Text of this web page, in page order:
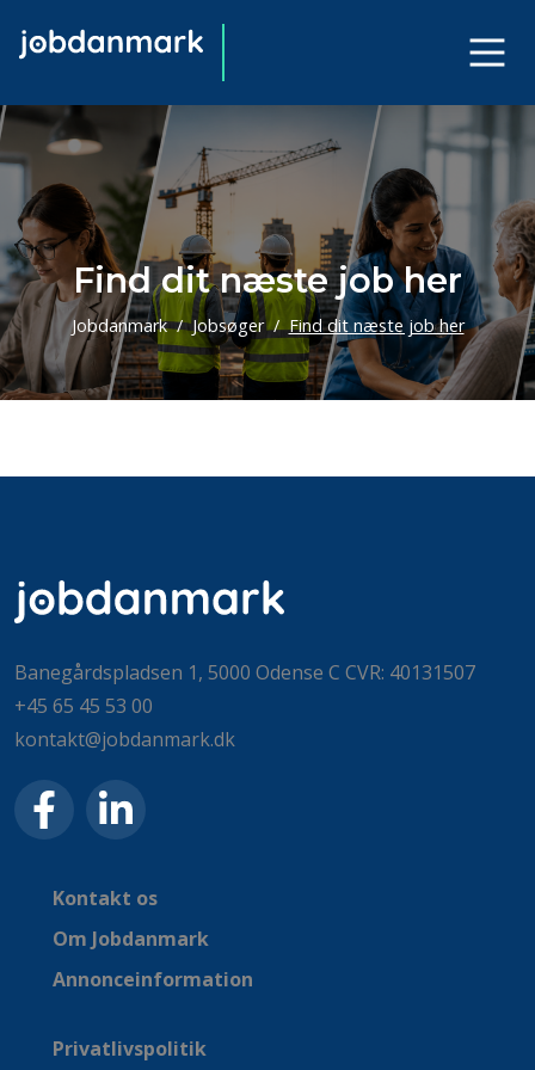
Find dit næste job her
Jobdanmark Jobsøger Find dit næste job her
Banegårdspladsen 1, 5000 Odense C CVR: 40131507
+45 65 45 53 00
kontakt@jobdanmark.dk
Kontakt os
Om Jobdanmark
Annonceinformation
Privatlivspolitik